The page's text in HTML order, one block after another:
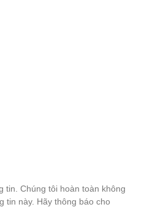
tin. Chúng tôi hoàn toàn không
tin này. Hãy thông báo cho